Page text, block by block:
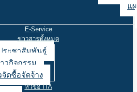
แ
E-Service
ข่าวสารทั้งหมด
ระชาสัมพันธ์
วกิจกรรม
จัดซื้อจัดจ้าง
หัวข้อ ITA